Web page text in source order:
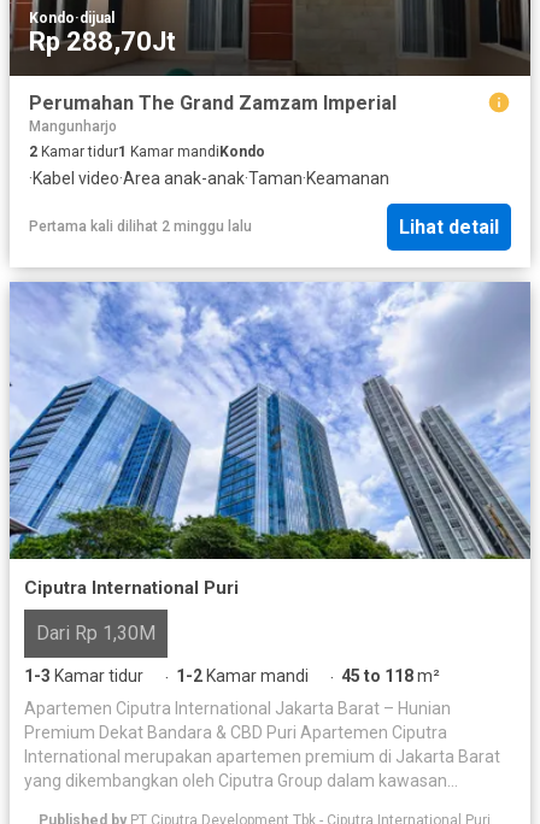
Kondo·dijual
Rp 288,70Jt
Perumahan The Grand Zamzam Imperial
Mangunharjo
2 Kamar tidur1 Kamar mandiKondo
·Kabel video·Area anak-anak·Taman·Keamanan
Pertama kali dilihat 2 minggu lalu Lihat detail
Ciputra International Puri
Dari Rp 1,30M
1-3 Kamar tidur · 1-2 Kamar mandi · 45 to 118m²
Apartemen Ciputra International Jakarta Barat – Hunian
Premium Dekat Bandara & CBD Puri Apartemen Ciputra
International merupakan apartemen premium di Jakarta Barat
yang dikembangkan oleh Ciputra Group dalam kawasan